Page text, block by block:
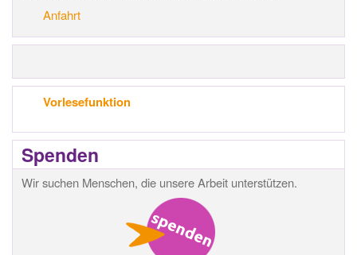
Anfahrt
Vorlesefunktion
Spenden
Wir suchen Menschen, die unsere Arbeit unterstützen.